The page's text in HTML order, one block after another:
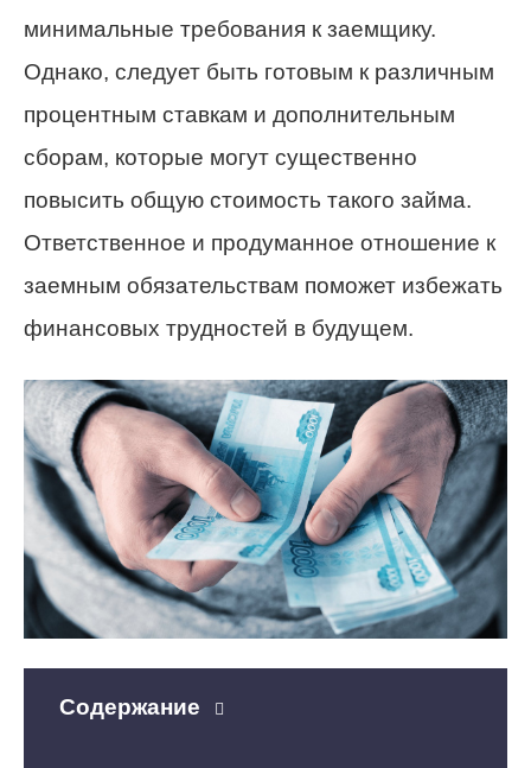
минимальные требования к заемщику.
Однако, следует быть готовым к различным
процентным ставкам и дополнительным
сборам, которые могут существенно
повысить общую стоимость такого займа.
Ответственное и продуманное отношение к
заемным обязательствам поможет избежать
финансовых трудностей в будущем.
Содержание